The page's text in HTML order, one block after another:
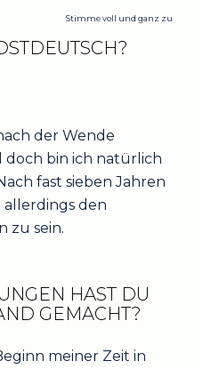
Stimme voll und ganz zu
der Wende
doch bin ich natürlich
fast sieben Jahren
den
zu sein.
HAST DU
GEMACHT?
meiner Zeit in